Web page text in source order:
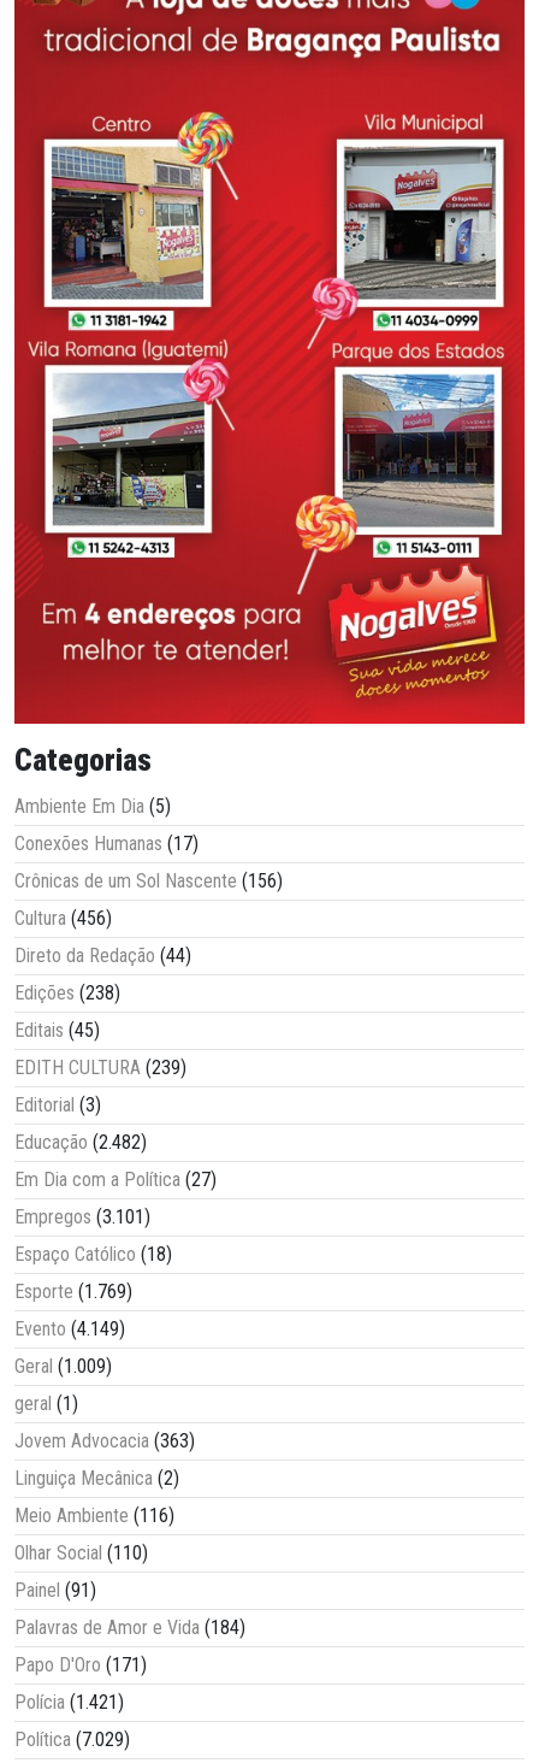
Categorias
Ambiente Em Dia (5)
Conexões Humanas (17)
Crônicas de um Sol Nascente (156)
Cultura (456)
Direto da Redação (44)
Edições (238)
Editais (45)
EDITH CULTURA (239)
Editorial (3)
Educação (2.482)
Em Dia com a Política (27)
Empregos (3.101)
Espaço Católico (18)
Esporte (1.769)
Evento (4.149)
Geral (1.009)
geral (1)
Jovem Advocacia (363)
Linguiça Mecânica (2)
Meio Ambiente (116)
Olhar Social (110)
Painel (91)
Palavras de Amor e Vida (184)
Papo D'Oro (171)
Polícia (1.421)
Política (7.029)